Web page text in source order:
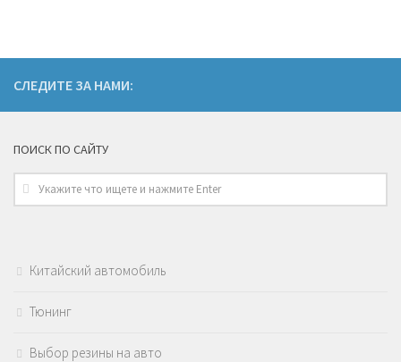
СЛЕДИТЕ ЗА НАМИ:
ПОИСК ПО САЙТУ
Китайский автомобиль
Тюнинг
Выбор резины на авто